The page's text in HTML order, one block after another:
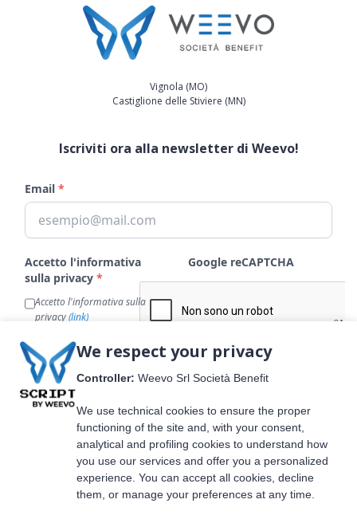
Vignola (MO)
Castiglione delle Stiviere (MN)
Iscriviti ora alla newsletter di Weevo!
We respect your privacy
Controller: Weevo Srl Società Benefit
We use technical cookies to ensure the proper
functioning of the site and, with your consent,
analytical and profiling cookies to understand how
you use our services and offer you a personalized
experience. You can accept all cookies, decline
them, or manage your preferences at any time.